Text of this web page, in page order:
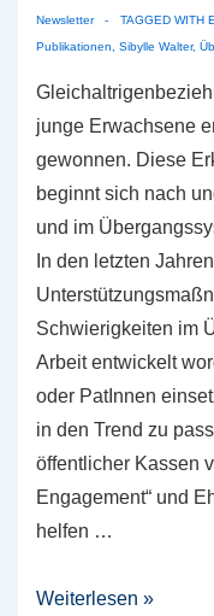
Newsletter TAGGED WITH
Publikationen
Sibylle Walter,
junge Erwachsene
gewonnen. Diese
beginnt sich nach
und im
In den letzten
Schwierigkeiten im
Arbeit entwickelt
oder PatInnen
in den Trend zu
öffentlicher Kassen
Engagement“ und
helfen …
IRIS
Weiterlesen »